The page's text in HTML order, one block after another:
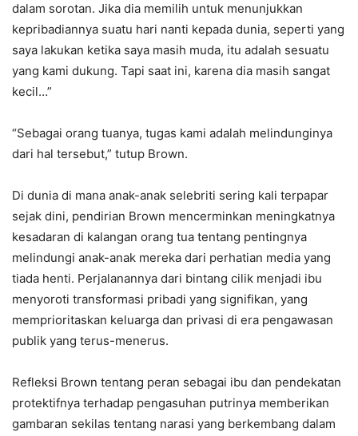
dalam sorotan. Jika dia memilih untuk menunjukkan
kepribadiannya suatu hari nanti kepada dunia, seperti yang
saya lakukan ketika saya masih muda, itu adalah sesuatu
yang kami dukung. Tapi saat ini, karena dia masih sangat
kecil…”
“Sebagai orang tuanya, tugas kami adalah melindunginya
dari hal tersebut,” tutup Brown.
Di dunia di mana anak-anak selebriti sering kali terpapar
sejak dini, pendirian Brown mencerminkan meningkatnya
kesadaran di kalangan orang tua tentang pentingnya
melindungi anak-anak mereka dari perhatian media yang
tiada henti. Perjalanannya dari bintang cilik menjadi ibu
menyoroti transformasi pribadi yang signifikan, yang
memprioritaskan keluarga dan privasi di era pengawasan
publik yang terus-menerus.
Refleksi Brown tentang peran sebagai ibu dan pendekatan
protektifnya terhadap pengasuhan putrinya memberikan
gambaran sekilas tentang narasi yang berkembang dalam